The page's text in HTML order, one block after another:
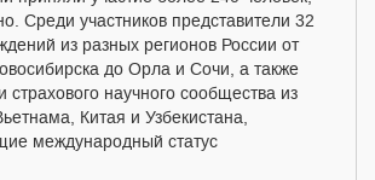
Среди участников представители 32
из разных регионов России от
до Орла и Сочи, а также
страхового научного сообщества из
Китая и Узбекистана,
международный статус